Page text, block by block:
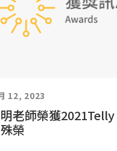
12, 2023
老師榮獲
榮